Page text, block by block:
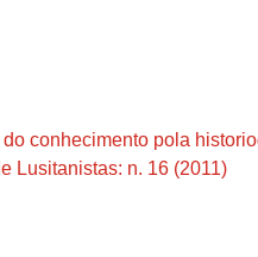
conhecimento pola
Lusitanistas: n. 16 (2011)